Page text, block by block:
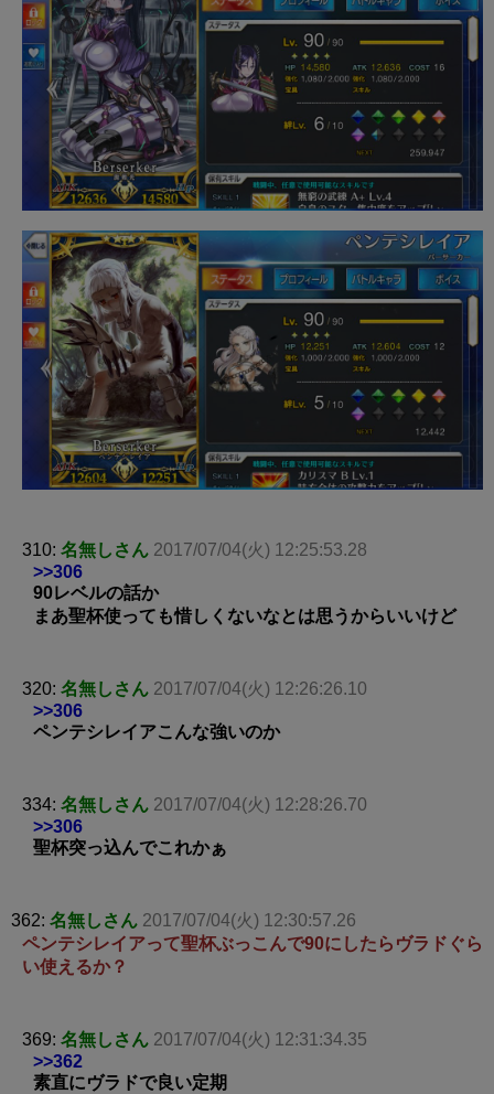
310: 名無しさん 2017/07/04(火) 12:25:53.28
>>306
90レベルの話か
まあ聖杯使っても惜しくないなとは思うからいいけど
320: 名無しさん 2017/07/04(火) 12:26:26.10
>>306
ペンテシレイアこんな強いのか
334: 名無しさん 2017/07/04(火) 12:28:26.70
>>306
聖杯突っ込んでこれかぁ
362: 名無しさん 2017/07/04(火) 12:30:57.26
ペンテシレイアって聖杯ぶっこんで90にしたらヴラドぐら
い使えるか？
369: 名無しさん 2017/07/04(火) 12:31:34.35
>>362
素直にヴラドで良い定期